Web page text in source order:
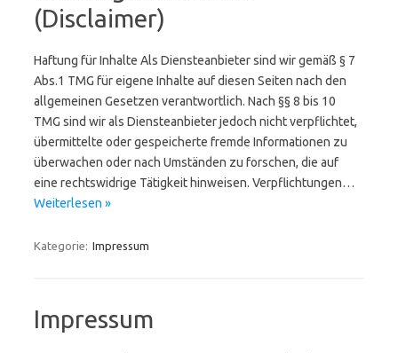
(Disclaimer)
Haftung für Inhalte Als Diensteanbieter sind wir gemäß § 7
Abs.1 TMG für eigene Inhalte auf diesen Seiten nach den
allgemeinen Gesetzen verantwortlich. Nach §§ 8 bis 10
TMG sind wir als Diensteanbieter jedoch nicht verpflichtet,
übermittelte oder gespeicherte fremde Informationen zu
überwachen oder nach Umständen zu forschen, die auf
eine rechtswidrige Tätigkeit hinweisen. Verpflichtungen…
Weiterlesen »
Kategorie: Impressum
Impressum